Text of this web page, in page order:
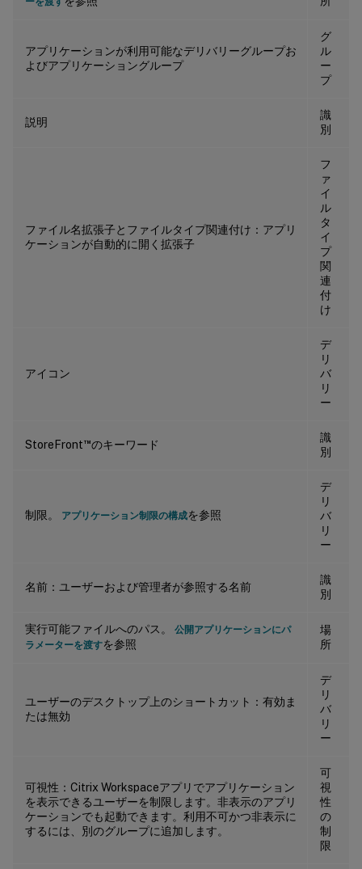
アプリケーションが利用可能なデリバリーグループお
よびアプリケーショングループ
グ
ル
ー
プ
説明
識
別
ファイル名拡張子とファイルタイプ関連付け：アプリ
ケーションが自動的に開く拡張子
フ
ァ
イ
ル
タ
イ
プ
関
連
付
け
アイコン
デ
リ
バ
リ
ー
StoreFront™のキーワード
識
別
制限。 アプリケーション制限の構成を参照
デ
リ
バ
リ
ー
名前：ユーザーおよび管理者が参照する名前
識
別
実行可能ファイルへのパス。 公開アプリケーションにパ
ラメーターを渡すを参照
場
所
ユーザーのデスクトップ上のショートカット：有効ま
たは無効
デ
リ
バ
リ
ー
可視性：Citrix Workspaceアプリでアプリケーション
を表示できるユーザーを制限します。非表示のアプリ
ケーションでも起動できます。利用不可かつ非表示に
するには、別のグループに追加します。
可
視
性
の
制
限